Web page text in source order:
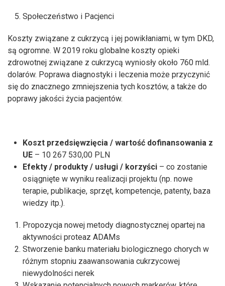
Społeczeństwo i Pacjenci
Koszty związane z cukrzycą i jej powikłaniami, w tym DKD,
są ogromne. W 2019 roku globalne koszty opieki
zdrowotnej związane z cukrzycą wyniosły około 760 mld.
dolarów. Poprawa diagnostyki i leczenia może przyczynić
się do znacznego zmniejszenia tych kosztów, a także do
poprawy jakości życia pacjentów.
Koszt przedsięwzięcia / wartość dofinansowania z
UE – 10 267 530,00 PLN
Efekty / produkty / usługi / korzyści – co zostanie
osiągnięte w wyniku realizacji projektu (np. nowe
terapie, publikacje, sprzęt, kompetencje, patenty, baza
wiedzy itp.).
Propozycja nowej metody diagnostycznej opartej na
aktywności proteaz ADAMs
Stworzenie banku materiału biologicznego chorych w
różnym stopniu zaawansowania cukrzycowej
niewydolności nerek